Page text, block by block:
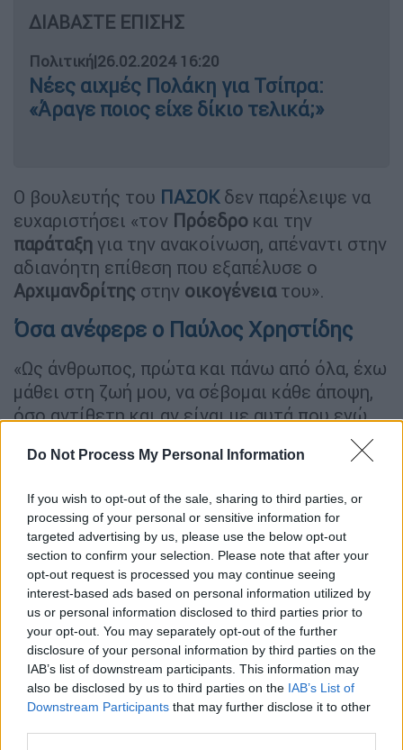
Do Not Process My Personal Information
If you wish to opt-out of the sale, sharing to third parties, or
processing of your personal or sensitive information for
targeted advertising by us, please use the below opt-out
section to confirm your selection. Please note that after your
opt-out request is processed you may continue seeing
interest-based ads based on personal information utilized by
us or personal information disclosed to third parties prior to
your opt-out. You may separately opt-out of the further
disclosure of your personal information by third parties on the
IAB’s list of downstream participants. This information may
also be disclosed by us to third parties on the IAB’s List of
Downstream Participants that may further disclose it to other
ΔΙΑΒΑΣΤΕ ΕΠΙΣΗΣ
Πολιτική|26.02.2024 16:20
Νέες αιχμές Πολάκη για Τσίπρα:
«Άραγε ποιος είχε δίκιο τελικά;»
Ο βουλευτής του ΠΑΣΟΚ δεν παρέλειψε να
ευχαριστήσει «τον Πρόεδρο και την
παράταξη για την ανακοίνωση, απέναντι στην
αδιανόητη επίθεση που εξαπέλυσε ο
Αρχιμανδρίτης στην οικογένειατου».
Όσα ανέφερε ο Παύλος Χρηστίδης
«Ως άνθρωπος, πρώτα και πάνω από όλα, έχω
μάθει στη ζωή μου, να σέβομαι κάθε άποψη,
όσο αντίθετη και αν είναι με αυτά που εγώ
υποστηρίζω και για τα οποία πάντα μάχομαι
και πολιτεύτομαι είτε εντός, είτε εκτός
Η πρωτοφανής, όμως, στοχοποίηση της
οικογένειας μου, συνοδεία μάλιστα
φωτογραφίας απο το μαιευτήριο, είναι ένα
όριο που ξεπερνά κατά πολύ τα ανεκτά όρια
της πολιτικής αντιπαράθεσης.
Πόσο μάλλον, όταν το περιστατικό που
περιγράφει οΑρχιμανδρίτηςΣεραφείμ, είναι
μόνο στην φαντασία του, αφού απο την